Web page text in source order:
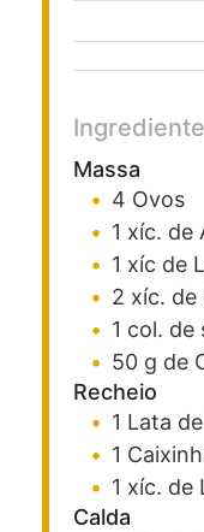
Massa
4 Ovos
1 xíc. de
1 xíc de
2 xíc. de
1 col. de
50 g de
Recheio
1 Lata
1
1 xíc. de
Calda